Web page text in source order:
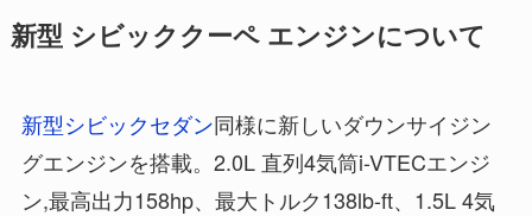
新型 シビッククーペ エンジンについて
新型シビックセダン同様に新しいダウンサイジン
グエンジンを搭載。2.0L 直列4気筒i-VTECエンジ
ン,最高出力158hp、最大トルク138lb-ft、1.5L 4気